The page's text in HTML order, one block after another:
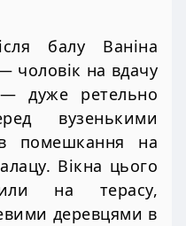
балу Ваніна
чоловік на вдачу
дуже ретельно
вузенькими
помешкання на
Вікна цього
на терасу,
деревцями в